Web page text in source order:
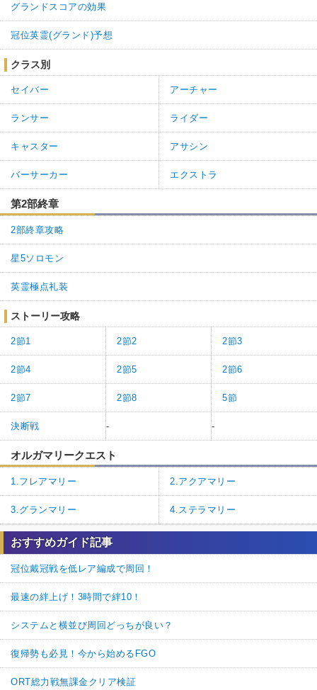
グランドスコアの効果
冠位英霊(グランド)予想
クラス別
セイバー アーチャー
ランサー ライダー
キャスター アサシン
バーサーカー エクストラ
第2部終章
2部終章攻略
星5ソロモン
英霊極点礼装
ストーリー攻略
2節1 2節2 2節3
2節4 2節5 2節6
2節7 2節8 5節
決断戦 - -
オルガマリークエスト
1.フレアマリー 2.アクアマリー
3.グランマリー 4.ステラマリー
おすすめガイド記事
冠位戴冠戦を低レア編成で周回！
最速の絆上げ！3時間で絆10！
システムと横並び周回どっちが良い？
復帰勢も必見！今から始めるFGO
ORT総力戦無課金クリア検証